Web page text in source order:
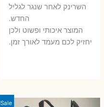
השרינק לאחר שנגר לגליל
החדש.
המוצר איכותי ופשוט ולכן
יחזיק לכם מעמד לאורך זמן.
Sale!